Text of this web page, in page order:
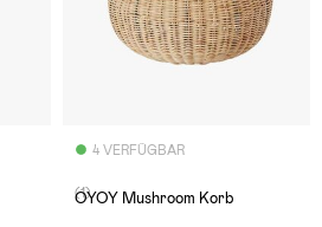
4 VERFÜGBAR
(1)
OYOY Mushroom Korb